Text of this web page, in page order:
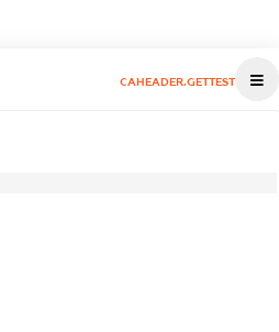
CAHEADER.GETTEST